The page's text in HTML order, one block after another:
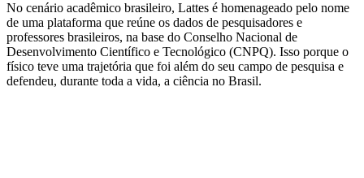
No cenário acadêmico brasileiro, Lattes é homenageado pelo nome
de uma plataforma que reúne os dados de pesquisadores e
professores brasileiros, na base do Conselho Nacional de
Desenvolvimento Científico e Tecnológico (CNPQ). Isso porque o
físico teve uma trajetória que foi além do seu campo de pesquisa e
defendeu, durante toda a vida, a ciência no Brasil.